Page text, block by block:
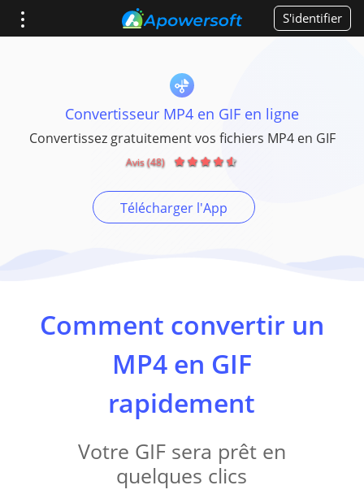
S'identifier
Convertisseur MP4 en GIF en ligne
Convertissez gratuitement vos fichiers MP4 en GIF
Avis (48)
Télécharger l'App
Comment convertir un
MP4 en GIF
rapidement
Votre GIF sera prêt en
quelques clics